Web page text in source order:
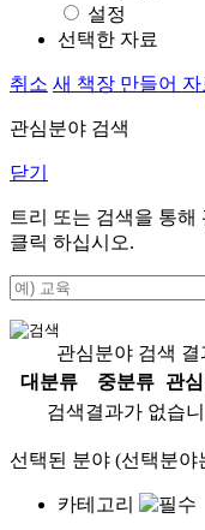
설정
선택한 자료
취소 새 책장 만들어 자
관심분야 검색
닫기
트리 또는 검색을 통
클릭 하십시오.
관심분야 검색 결
대분류
중분류
관
검색결과가 없습
선택된 분야 (선택분
카테고리